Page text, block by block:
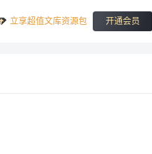
立享超值文库资源包 开通会员